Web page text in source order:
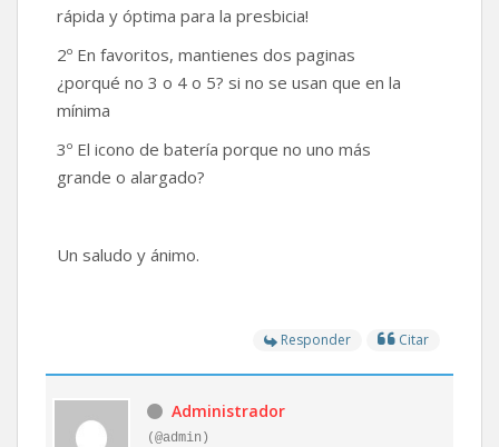
rápida y óptima para la presbicia!
2º En favoritos, mantienes dos paginas
¿porqué no 3 o 4 o 5? si no se usan que en la
mínima
3º El icono de batería porque no uno más
grande o alargado?
Un saludo y ánimo.
Responder Citar
Administrador
(@admin)